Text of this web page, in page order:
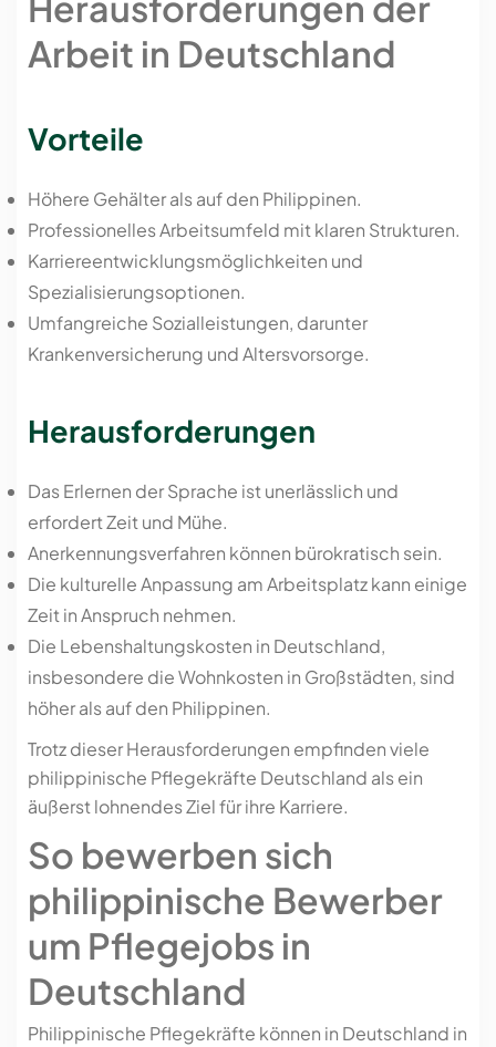
Arbeit in Deutschland
Vorteile
Höhere Gehälter als auf den Philippinen.
Professionelles Arbeitsumfeld mit klaren Strukturen.
Karriereentwicklungsmöglichkeiten und
Spezialisierungsoptionen.
Umfangreiche Sozialleistungen, darunter
Krankenversicherung und Altersvorsorge.
Herausforderungen
Das Erlernen der Sprache ist unerlässlich und
erfordert Zeit und Mühe.
Anerkennungsverfahren können bürokratisch sein.
Die kulturelle Anpassung am Arbeitsplatz kann einige
Zeit in Anspruch nehmen.
Die Lebenshaltungskosten in Deutschland,
insbesondere die Wohnkosten in Großstädten, sind
höher als auf den Philippinen.
Trotz dieser Herausforderungen empfinden viele
philippinische Pflegekräfte Deutschland als ein
äußerst lohnendes Ziel für ihre Karriere.
So bewerben sich
philippinische Bewerber
um Pflegejobs in
Deutschland
Philippinische Pflegekräfte können in Deutschland in